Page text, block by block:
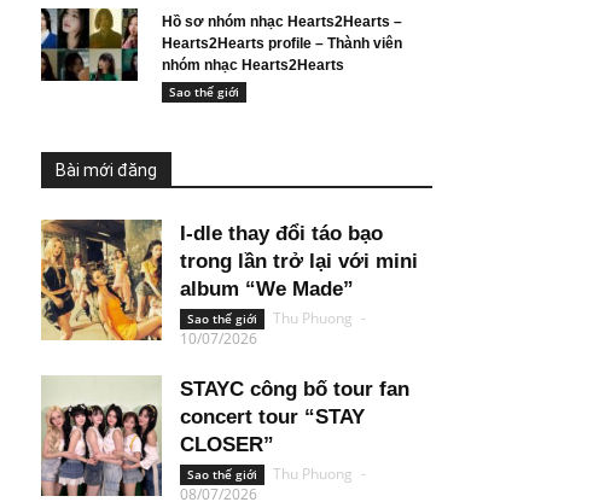
Hồ sơ nhóm nhạc Hearts2Hearts –
Hearts2Hearts profile – Thành viên
nhóm nhạc Hearts2Hearts
Sao thế giới
Bài mới đăng
I-dle thay đổi táo bạo
trong lần trở lại với mini
album “We Made”
Sao thế giới Thu Phuong -
10/07/2026
STAYC công bố tour fan
concert tour “STAY
CLOSER”
Sao thế giới Thu Phuong -
08/07/2026